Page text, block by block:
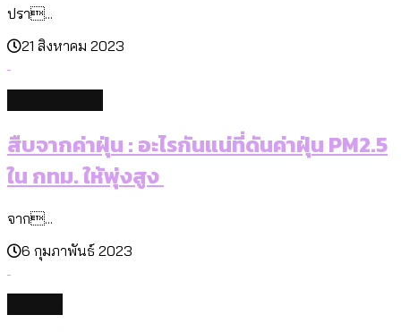
ปรา...
21 สิงหาคม 2023
สืบจากค่าฝุ่น : อะไรกันแน่ที่ดันค่าฝุ่น PM2.5
ใน กทม. ให้พุ่งสูง
จาก...
6 กุมภาพันธ์ 2023